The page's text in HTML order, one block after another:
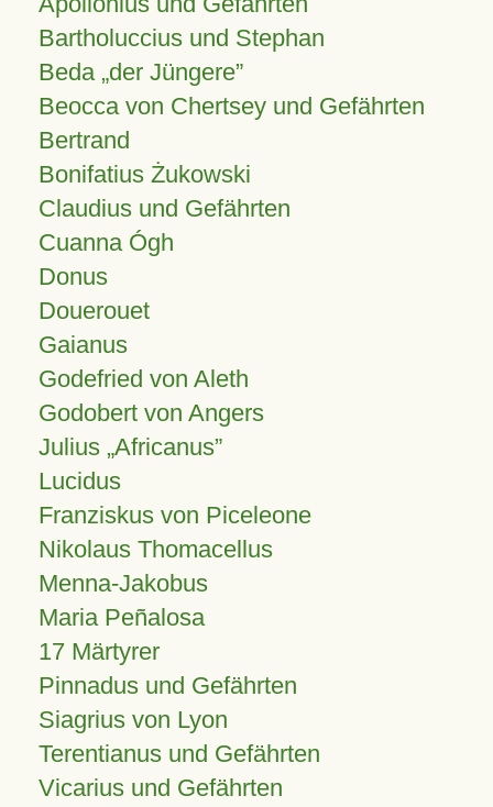
Bartholuccius und Stephan
Beda „der Jüngere”
Beocca von Chertsey und Gefährten
Bertrand
Bonifatius Żukowski
Claudius und Gefährten
Cuanna Ógh
Donus
Douerouet
Gaianus
Godefried von Aleth
Godobert von Angers
Julius Africanus
Lucidus
Franziskus von Piceleone
Nikolaus Thomacellus
Menna-Jakobus
Maria Peñalosa
17 Märtyrer
Pinnadus und Gefährten
Siagrius von Lyon
Terentianus und Gefährten
Vicarius und Gefährten